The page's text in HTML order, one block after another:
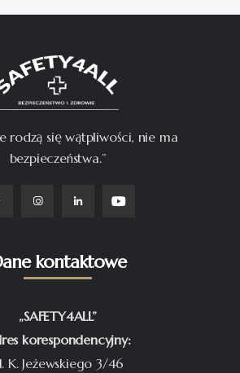
rodzą się wątpliwości, nie ma
bezpieczeństwa.”
kontaktowe
„SAFETY4ALL”
korespondencyjny:
K. Jeżewskiego 3/46